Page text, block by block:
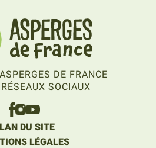
DE FRANCE
SOCIAUX
DU SITE
LÉGALES